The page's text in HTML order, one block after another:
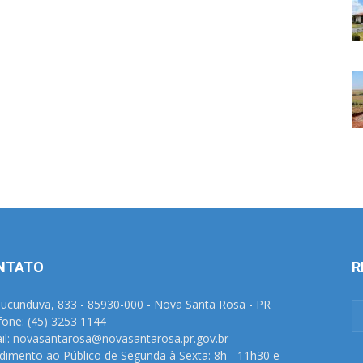
833 - 85930-000 - Nova Santa Rosa - PR
(45) 3253 1144
novasantarosa@novasantarosa.pr.gov.br
ao Público de Segunda à Sexta: 8h - 11h30 e